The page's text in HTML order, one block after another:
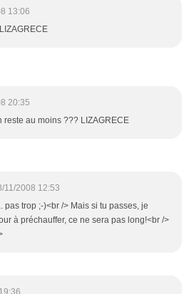
13:06
20:35
reste au moins ??? LIZAGRECE
11/2008 12:53
pas trop ;-)<br /> Mais si tu passes, je
à préchauffer, ce ne sera pas long!<br />